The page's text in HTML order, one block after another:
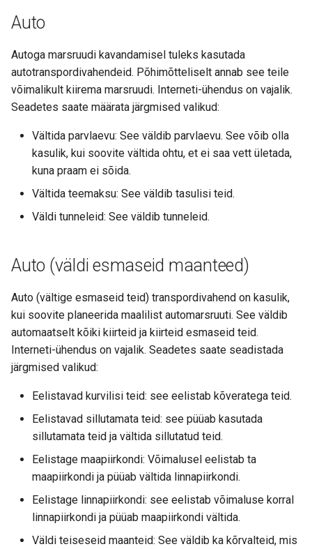
Auto
Autoga marsruudi kavandamisel tuleks kasutada
autotranspordivahendeid. Põhimõtteliselt annab see teile
võimalikult kiirema marsruudi. Interneti-ühendus on vajalik.
Seadetes saate määrata järgmised valikud:
Vältida parvlaevu: See väldib parvlaevu. See võib olla
kasulik, kui soovite vältida ohtu, et ei saa vett ületada,
kuna praam ei sõida.
Vältida teemaksu: See väldib tasulisi teid.
Väldi tunneleid: See väldib tunneleid.
Auto (väldi esmaseid maanteed)
Auto (vältige esmaseid teid) transpordivahend on kasulik,
kui soovite planeerida maalilist automarsruuti. See väldib
automaatselt kõiki kiirteid ja kiirteid esmaseid teid.
Interneti-ühendus on vajalik. Seadetes saate seadistada
järgmised valikud:
Eelistavad kurvilisi teid: see eelistab kõveratega teid.
Eelistavad sillutamata teid: see püüab kasutada
sillutamata teid ja vältida sillutatud teid.
Eelistage maapiirkondi: Võimalusel eelistab ta
maapiirkondi ja püüab vältida linnapiirkondi.
Eelistage linnapiirkondi: see eelistab võimaluse korral
linnapiirkondi ja püüab maapiirkondi vältida.
Väldi teiseseid maanteid: See väldib ka kõrvalteid, mis